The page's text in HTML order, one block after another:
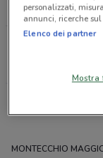
Viale
199 m
Via
FAMILA
Offerte volantini
MONTECCHIO
personalizzati,
annunci, ricerche
Elenco dei partner